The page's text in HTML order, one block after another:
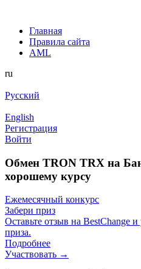
Главная
Правила сайта
AML
ru
Русский
English
Регистрация
Войти
Обмен TRON TRX на
хорошему курсу
Ежемесячный конкурс
Забери приз
Оставьте отзыв на BestChange
приза.
Подробнее
Участвовать →